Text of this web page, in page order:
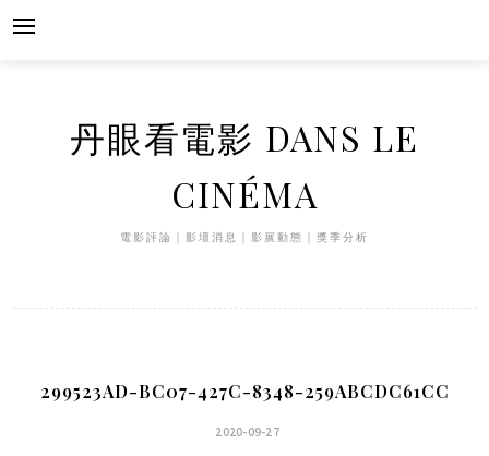
Skip
丹眼看電影 DANS LE
CINÉMA
電影評論｜影壇消息｜影展動態｜獎季分析
299523AD-BC07-427C-8348-259ABCDC61CC
2020-09-27